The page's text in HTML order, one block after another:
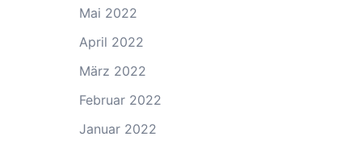
Mai 2022
April 2022
März 2022
Februar 2022
Januar 2022